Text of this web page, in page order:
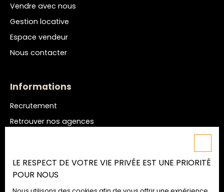
Vendre avec nous
Gestion locative
Espace vendeur
Nous contacter
Informations
Recrutement
Retrouver nos agences
Politique de confidentialité
LE RESPECT DE VOTRE VIE PRIVÉE EST UNE PRIORITÉ
POUR NOUS